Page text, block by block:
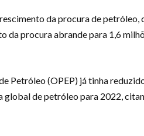
da procura de petróleo,
da procura abrande para 1,6
Petróleo (OPEP) já tinha
global de petróleo para 2022,